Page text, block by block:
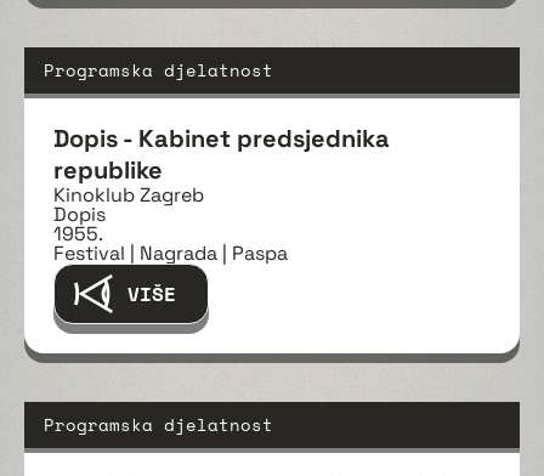
Programska djelatnost
Dopis - Kabinet predsjednika
republike
Kinoklub Zagreb
Dopis
1955.
Festival | Nagrada | Paspa
VIŠE
Programska djelatnost